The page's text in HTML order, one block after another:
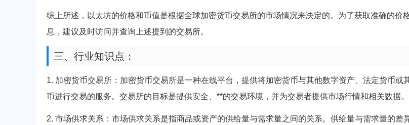
综上所述，以太坊的价格和币值是根据全球加密货币交易所的市场情况来决定的。为了获取准确的价
息，建议及时访问并查询上述提到的交易所。
三、行业知识点：
1. 加密货币交易所：加密货币交易所是一种在线平台，提供将加密货币与其他数字资产、法定货币或
币进行交易的服务。交易所的目标是提供安全、**的交易环境，并为交易者提供市场行情和相关数据。
2. 市场供求关系：市场供求关系是指商品或资产的供给量与需求量之间的关系。供给量与需求量的差